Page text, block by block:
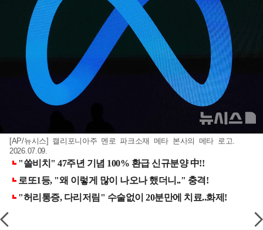
[AP/뉴시스] 캘리포니아주 멘로 파크소재 메타 본사의 메타 로고.
2026.07.09.